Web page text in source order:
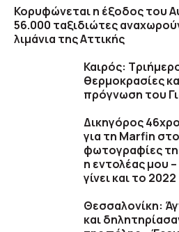
Κορυφώνεται η έξοδος του
56.000 ταξιδιώτες
λιμάνια της Αττικής
Καιρός:
θερμοκρασίες
πρόγνωση του
Δικηγόρος
για τη Marfin
φωτογραφίες
η εντολέας μου –
γίνει και το 2022
Θεσσαλονίκη:
και